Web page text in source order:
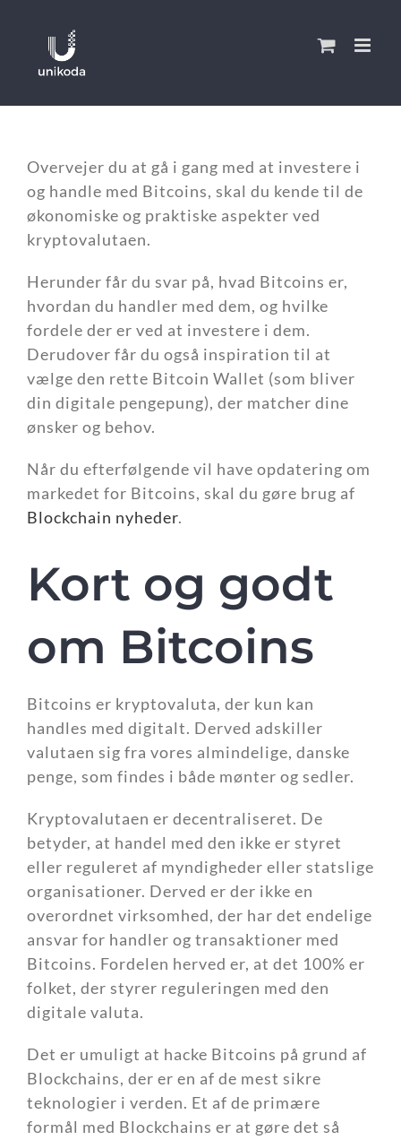
content
Overvejer du at gå i gang med at investere i
og handle med Bitcoins, skal du kende til de
økonomiske og praktiske aspekter ved
kryptovalutaen.
Herunder får du svar på, hvad Bitcoins er,
hvordan du handler med dem, og hvilke
fordele der er ved at investere i dem.
Derudover får du også inspiration til at
vælge den rette Bitcoin Wallet (som bliver
din digitale pengepung), der matcher dine
ønsker og behov.
Når du efterfølgende vil have opdatering om
markedet for Bitcoins, skal du gøre brug af
Blockchain nyheder.
Kort og godt
om Bitcoins
Bitcoins er kryptovaluta, der kun kan
handles med digitalt. Derved adskiller
valutaen sig fra vores almindelige, danske
penge, som findes i både mønter og sedler.
Kryptovalutaen er decentraliseret. De
betyder, at handel med den ikke er styret
eller reguleret af myndigheder eller statslige
organisationer. Derved er der ikke en
overordnet virksomhed, der har det endelige
ansvar for handler og transaktioner med
Bitcoins. Fordelen herved er, at det 100% er
folket, der styrer reguleringen med den
digitale valuta.
Det er umuligt at hacke Bitcoins på grund af
Blockchains, der er en af de mest sikre
teknologier i verden. Et af de primære
formål med Blockchains er at gøre det så